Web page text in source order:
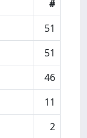
#
51
51
46
11
2